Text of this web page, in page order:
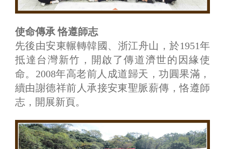
使命傳承 恪遵師志
先後由安東輾轉韓國、浙江舟山，於1951年
抵達台灣新竹，開啟了傳道濟世的因緣使
命。2008年高老前人成道歸天，功圓果滿，
續由謝德祥前人承接安東聖脈薪傳，恪遵師
志，開展新頁。